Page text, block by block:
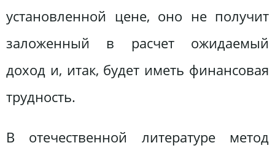
установленной цене, оно не получит
заложенный в расчет ожидаемый
доход и, итак, будет иметь финансовая
трудность.
В отечественной литературе метод